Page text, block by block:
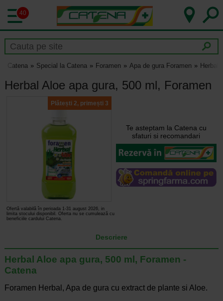
40
Catena Special la Catena Foramen Apa de gura Foramen Herbal
Herbal Aloe apa gura, 500 ml, Foramen
Plătești 2, primești 3
Ofertă valabilă în perioada 1-31 august 2026, in
limita stocului disponibil. Oferta nu se cumulează cu
beneficiile cardului Catena.
Te asteptam la Catena cu
sfaturi si recomandari
Descriere
Herbal Aloe apa gura, 500 ml, Foramen -
Catena
Foramen Herbal, Apa de gura cu extract de plante si Aloe.